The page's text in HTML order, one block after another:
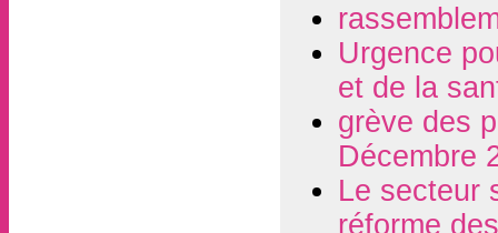
Urgence
et de la
grève des
Décembre
Le secteur
réforme